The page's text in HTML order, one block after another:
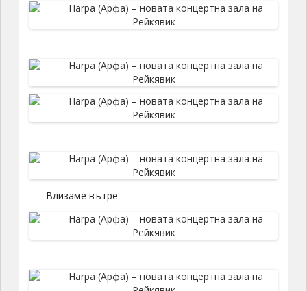
Влизаме вътре